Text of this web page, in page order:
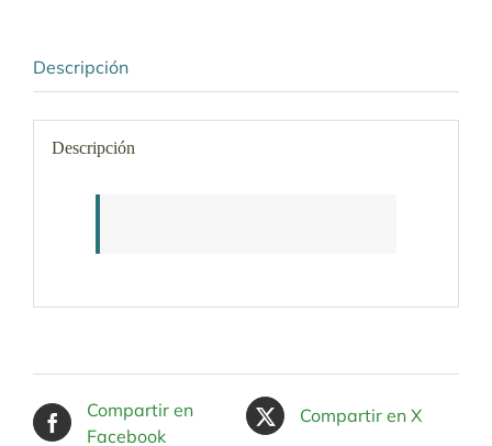
Descripción
Descripción
Compartir en
Facebook
Compartir en X